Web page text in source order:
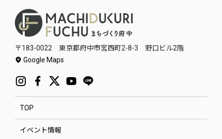
〒183-0022 東京都府中市宮西町2-8-3 野口ビル2階
Google Maps
TOP
イベント情報